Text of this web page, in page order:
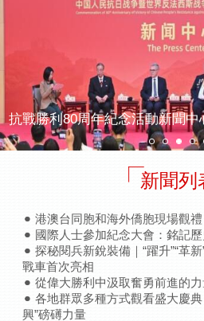
抗戰勝利80周年紀念活動新聞
新聞列
港澳台同胞和海外僑胞現場觀
國際人士參加紀念大會：銘記
探秘閱兵新銳裝備｜“躍升”“革
戰車首次亮相
從偉大勝利中汲取奮勇前進的
各地群眾多種方式觀看盛大慶
興”磅礡力量